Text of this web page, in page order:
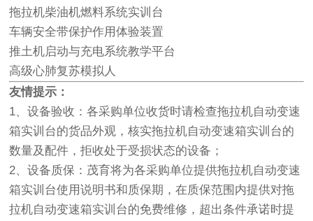
拖拉机柴油机燃料系统实训台
车辆安全带保护作用体验装置
推土机启动与充电系统教学平台
高级心肺复苏模拟人
友情提示：
1、设备验收：各采购单位收货时请检查拖拉机自动变速
箱实训台的货品外观，核实拖拉机自动变速箱实训台的
数量及配件，拒收处于受损状态的设备；
2、设备质保：茂育将为各采购单位提供拖拉机自动变速
箱实训台使用说明书和质保期，在质保范围内提供对拖
拉机自动变速箱实训台的免费维修，超出条件承诺时提